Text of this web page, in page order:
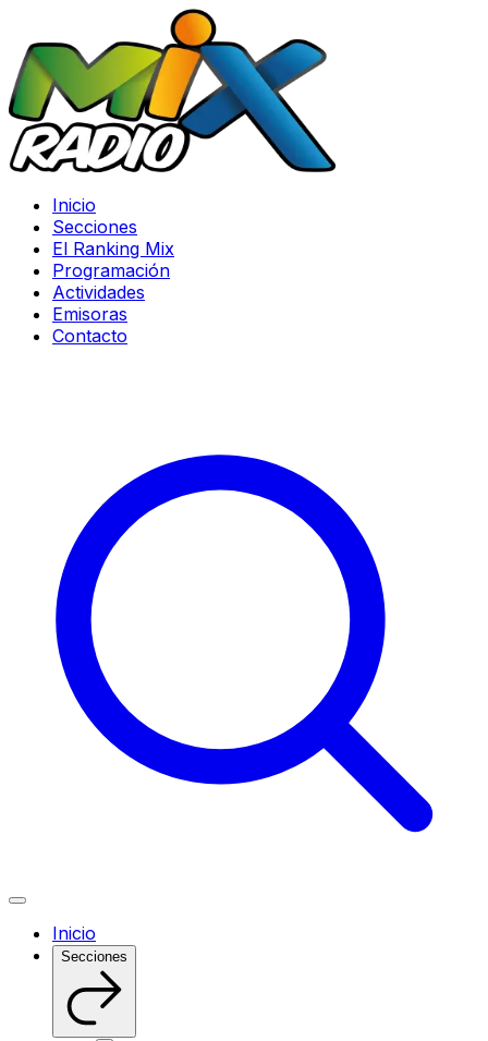
Inicio
Secciones
El Ranking Mix
Programación
Actividades
Emisoras
Contacto
Inicio
Secciones